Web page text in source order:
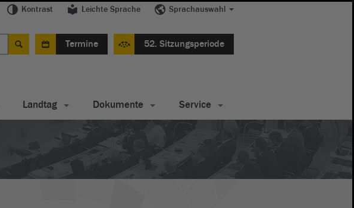
Kontrast Leichte Sprache Sprachauswahl
Termine 52. Sitzungsperiode
Landtag Dokumente Service